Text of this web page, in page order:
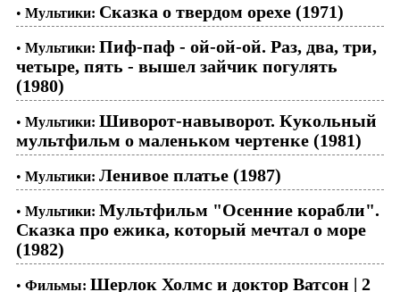
• Мультики: Сказка о твердом орехе (1971)
• Мультики: Пиф-паф - ой-ой-ой. Раз, два, три,
четыре, пять - вышел зайчик погулять
(1980)
• Мультики: Шиворот-навыворот. Кукольный
мультфильм о маленьком чертенке (1981)
• Мультики: Ленивое платье (1987)
• Мультики: Мультфильм "Осенние корабли".
Сказка про ежика, который мечтал о море
(1982)
• Фильмы: Шерлок Холмс и доктор Ватсон | 2